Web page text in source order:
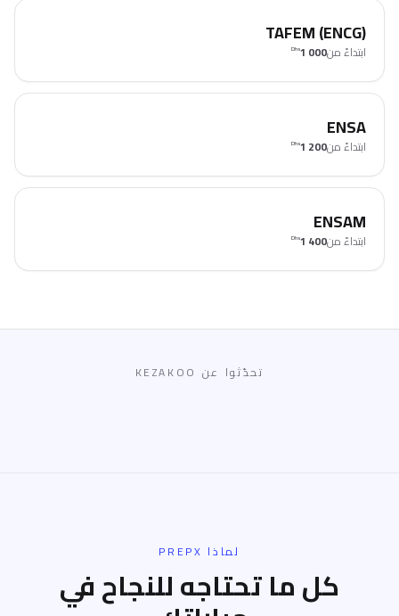
TAFEM (ENCG)
ابتداءً من1 000
Dhs
ENSA
ابتداءً من1 200
Dhs
ENSAM
ابتداءً من1 400
Dhs
تحدّثوا عن KEZAKOO
لماذا PREPX
كل ما تحتاجه للنجاح في